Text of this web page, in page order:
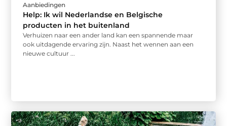
Aanbiedingen
Help: Ik wil Nederlandse en Belgische
producten in het buitenland
Verhuizen naar een ander land kan een spannende maar
ook uitdagende ervaring zijn. Naast het wennen aan een
nieuwe cultuur ...